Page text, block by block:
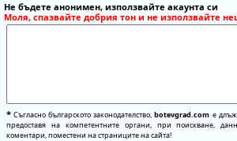
Не бъдете анонимен, използвайте акаунта си
Моля, спазвайте добрия тон и не използвайте
* Съгласно българското законодателство,botevgrad.com е
предоставя на компетентните органи, при поискване,
коментари, поместени на страниците на сайта!